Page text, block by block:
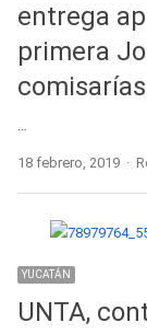
entrega
primera
comisarías
…
18 febrero, 2019
YUCATÁN
UNTA,